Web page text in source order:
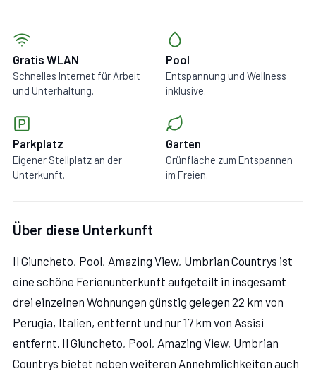
Gratis WLAN
Schnelles Internet für Arbeit
und Unterhaltung.
Pool
Entspannung und Wellness
inklusive.
Parkplatz
Eigener Stellplatz an der
Unterkunft.
Garten
Grünfläche zum Entspannen
im Freien.
Über diese Unterkunft
Il Giuncheto, Pool, Amazing View, Umbrian Countrys ist
eine schöne Ferienunterkunft aufgeteilt in insgesamt
drei einzelnen Wohnungen günstig gelegen 22 km von
Perugia, Italien, entfernt und nur 17 km von Assisi
entfernt. Il Giuncheto, Pool, Amazing View, Umbrian
Countrys bietet neben weiteren Annehmlichkeiten auch